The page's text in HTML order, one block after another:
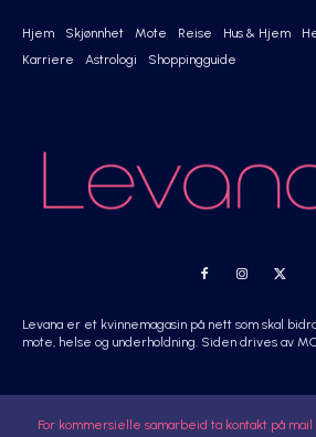
Hjem Skjønnhet Mote Reise Hus & Hjem
Karriere
Astrologi Shoppingguide
Levana er et kvinnemagasin på nett som skal
mote, helse og underholdning. Siden drives av
For kommersielle samarbeid ta kontakt på